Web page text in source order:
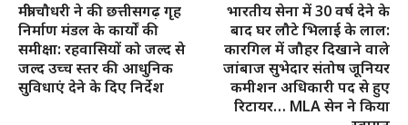
मंत्री चौधरी ने की छत्तीसगढ़ गृह
निर्माण मंडल के कार्यों की
समीक्षा: रहवासियों को जल्द से
जल्द उच्च स्तर की आधुनिक
सुविधाएं देने के दिए निर्देश
भारतीय सेना में 30 वर्ष देने के
बाद घर लौटे भिलाई के लाल:
कारगिल में जौहर दिखाने वाले
जांबाज सुभेदार संतोष जूनियर
कमीशन अधिकारी पद से हुए
रिटायर… MLA सेन ने किया